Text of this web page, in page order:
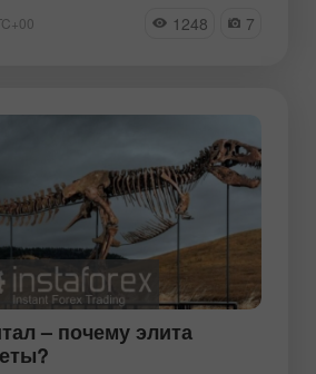
1248 7
– почему элита